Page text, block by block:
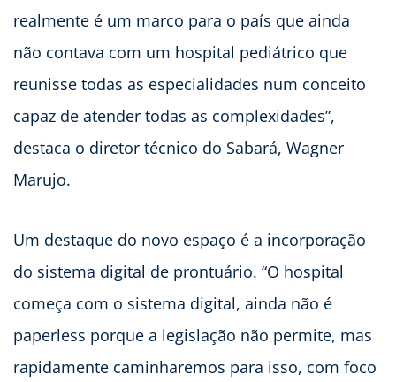
realmente é um marco para o país que ainda
não contava com um hospital pediátrico que
reunisse todas as especialidades num conceito
capaz de atender todas as complexidades”,
destaca o diretor técnico do Sabará, Wagner
Marujo.
Um destaque do novo espaço é a incorporação
do sistema digital de prontuário. “O hospital
começa com o sistema digital, ainda não é
paperless porque a legislação não permite, mas
rapidamente caminharemos para isso, com foco